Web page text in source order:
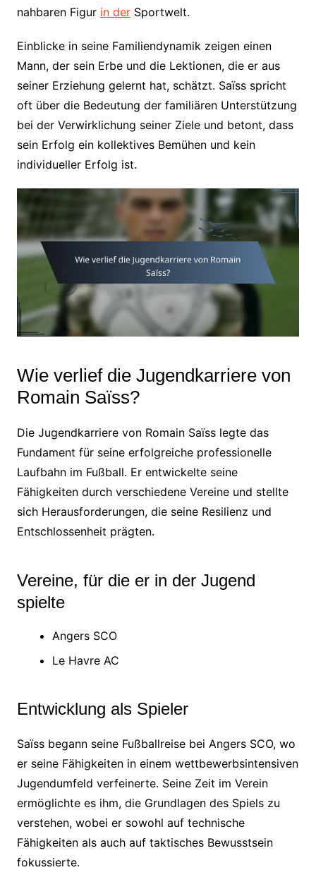
nahbaren Figur in derSportwelt.
Einblicke in seine Familiendynamik zeigen einen
Mann, der sein Erbe und die Lektionen, die er aus
seiner Erziehung gelernt hat, schätzt. Saïss spricht
oft über die Bedeutung der familiären Unterstützung
bei der Verwirklichung seiner Ziele und betont, dass
sein Erfolg ein kollektives Bemühen und kein
individueller Erfolg ist.
Wie verlief die Jugendkarriere von
Romain Saïss?
Die Jugendkarriere von Romain Saïss legte das
Fundament für seine erfolgreiche professionelle
Laufbahn im Fußball. Er entwickelte seine
Fähigkeiten durch verschiedene Vereine und stellte
sich Herausforderungen, die seine Resilienz und
Entschlossenheit prägten.
Vereine, für die er in der Jugend
spielte
Angers SCO
Le Havre AC
Entwicklung als Spieler
Saïss begann seine Fußballreise bei Angers SCO, wo
er seine Fähigkeiten in einem wettbewerbsintensiven
Jugendumfeld verfeinerte. Seine Zeit im Verein
ermöglichte es ihm, die Grundlagen des Spiels zu
verstehen, wobei er sowohl auf technische
Fähigkeiten als auch auf taktisches Bewusstsein
fokussierte.